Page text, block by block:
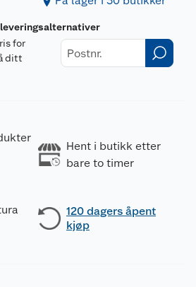
leveringsalternativer
for
ditt
Hent i butikk etter
bare to timer
120 dagers åpent
kjøp